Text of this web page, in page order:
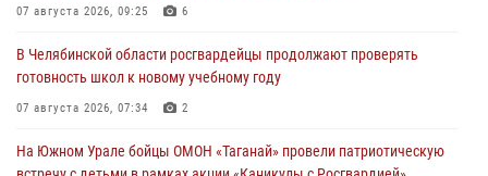
07 августа 2026, 09:25 6
В Челябинской области росгвардейцы продолжают проверять
готовность школ к новому учебному году
07 августа 2026, 07:34 2
На Южном Урале бойцы ОМОН «Таганай» провели патриотическую